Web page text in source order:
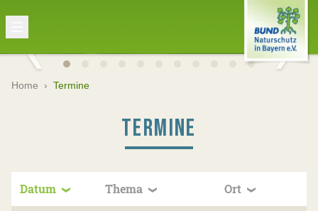
Home › Termine
TERMINE
Datum Thema Ort